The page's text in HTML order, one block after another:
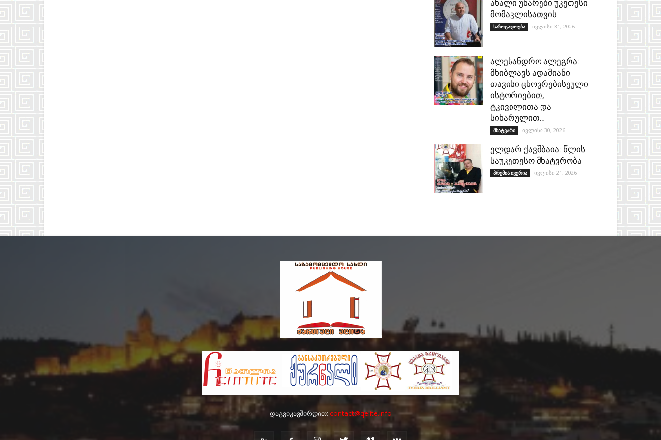
ახალი უნარები უკეთესი
მომავლისათვის
საზოგადოება ივლისი 31, 2026
ალესანდრო ალეგრა:
მხიბლავს ადამიანი
თავისი ცხოვრებისეული
ისტორიებით,
ტკივილითა და
სიხარულით…
მხატვარი ივლისი 30, 2026
ელდარ ქავშბაია: წლის
საუკეთესო მხატვრობა
პრემია ივერია ივლისი 21, 2026
დაგვიკავშირდით: contact@qelite.info